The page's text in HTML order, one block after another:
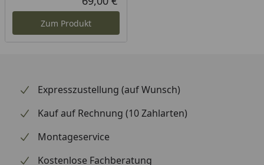
Aktueller Preis
Zum Produkt
Expresszustellung (auf Wunsch)
Kauf auf Rechnung (10 Zahlarten)
Montageservice
Kostenlose Fachberatung